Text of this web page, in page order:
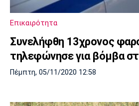
Επικαιρότητα
Συνελήφθη 13χρονος
τηλεφώνησε για βόμβα
Πέμπτη, 05/11/2020 12:58